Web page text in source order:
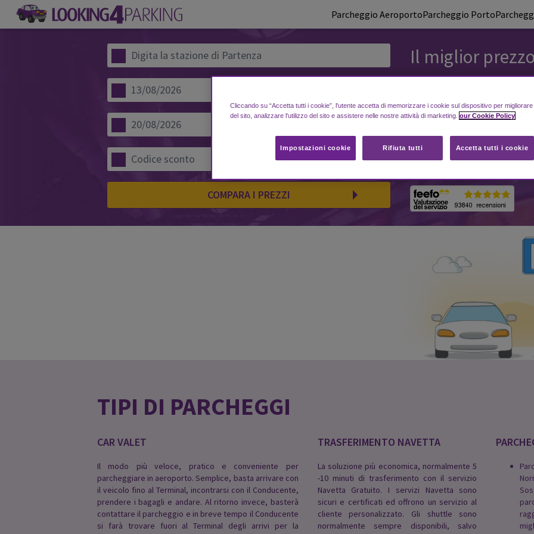
Parcheggio AeroportoParcheggio Porto
COMPARA I PREZZI
Il miglior
PARCHEGGIO
FERROVIARIA
Conosciamo il mondo dei
proponendo offerte
TIPI DI PARCHEGGI
CAR VALET
Il modo più veloce, pratico e conveniente per
parcheggiare in aeroporto. Semplice, basta arrivare con
il veicolo fino al Terminal, incontrarsi con il Conducente,
prendere i bagagli e andare. Al ritorno invece, basterà
contattare il parcheggio e in breve tempo il Conducente
si farà trovare fuori al Terminal degli arrivi per la
TRASFERIMENTO NAVETTA
La soluzione più economica, normalmente 5
-10 minuti di trasferimento con il servizio
Navetta Gratuito. I servizi Navetta sono
sicuri e certificati ed offrono un servizio al
cliente personalizzato. Gli shuttle sono
normalmente sempre disponibili, salvo
Cliccando su “Accetta tutti i cookie”, l'utente accetta di memorizzare i cookie sul dispositivo per
del sito, analizzare l'utilizzo del sito e assistere nelle nostre attività di marketing. our Cookie Policy
Impostazioni cookie Rifiuta tutti Accetta tutti i cookie